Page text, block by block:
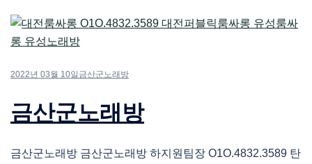
2022년 03월 10일 금산군노래방
금산군노래방
금산군노래방 금산군노래방 하지원팀장 O1O.4832.3589 탄